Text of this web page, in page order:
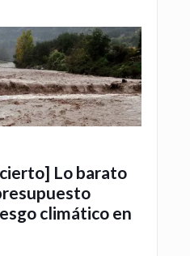
Lo barato
climático en